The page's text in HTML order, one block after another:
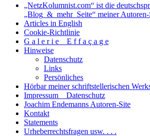
„NetzKolumnist.com“ ist die
„Blog_&_mehr_Seite“ meiner
Articles in English
Cookie-Richtlinie
G a l e r i e _ E f f a ç a g e
Hinweise
Datenschutz
Links
Persönliches
Hörbar meiner schriftstellerischen
Impressum _ Datenschutz
Joachim Endemanns Autoren-Site
Kontakt
Statements
Urheberrechtsfragen usw. . . .